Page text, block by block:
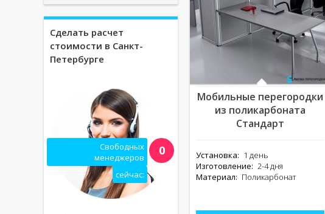
Сделать расчет
стоимости в Санкт-
Петербурге
Свободных
менеджеров
сейчас:
0
Мобильные перегородки
из поликарбоната
Стандарт
Установка: 1 день
Изготовление: 2-4 дня
Материал: Поликарбонат